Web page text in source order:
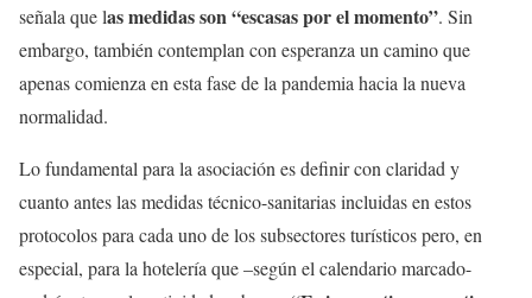
señala que las medidas son “escasas por el momento”. Sin
embargo, también contemplan con esperanza un camino que
apenas comienza en esta fase de la pandemia hacia la nueva
normalidad.
Lo fundamental para la asociación es definir con claridad y
cuanto antes las medidas técnico-sanitarias incluidas en estos
protocolos para cada uno de los subsectores turísticos pero, en
especial, para la hotelería que –según el calendario marcado-